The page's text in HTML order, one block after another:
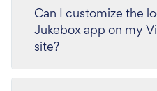
Can I customize the
Jukebox app on my
site?